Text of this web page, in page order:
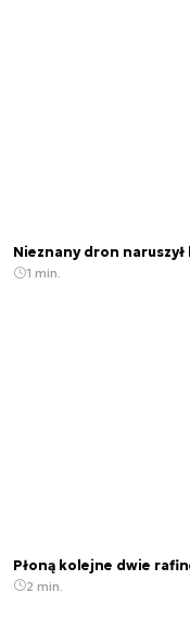
Nieznany dron
1 min.
Płoną kolejne dwie
2 min.